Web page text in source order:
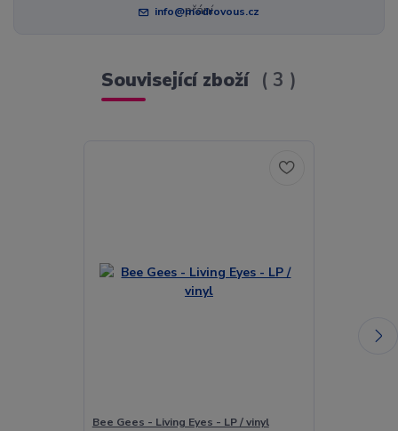
info@modrovous.cz
Související zboží 3
Bee Gees - Living Eyes - LP / vinyl